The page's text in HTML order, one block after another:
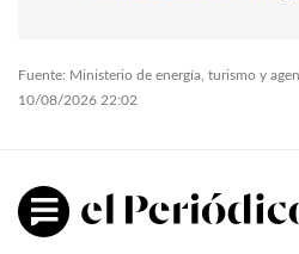
Fuente: Ministerio de energía, turismo y
10/08/2026 22:02